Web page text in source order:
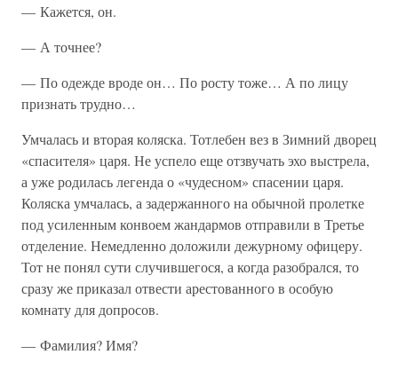
— Кажется, он.
— А точнее?
— По одежде вроде он… По росту тоже… А по лицу
признать трудно…
Умчалась и вторая коляска. Тотлебен вез в Зимний дворец
«спасителя» царя. Не успело еще отзвучать эхо выстрела,
а уже родилась легенда о «чудесном» спасении царя.
Коляска умчалась, а задержанного на обычной пролетке
под усиленным конвоем жандармов отправили в Третье
отделение. Немедленно доложили дежурному офицеру.
Тот не понял сути случившегося, а когда разобрался, то
сразу же приказал отвести арестованного в особую
комнату для допросов.
— Фамилия? Имя?